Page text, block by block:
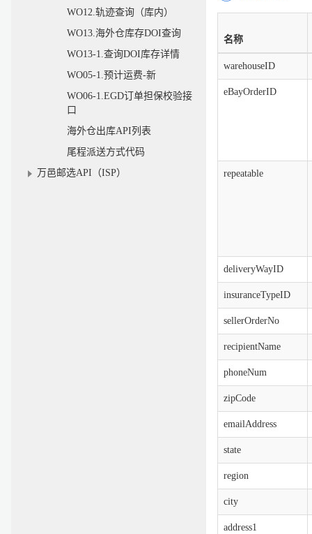
WO12.轨迹查询（库内）
WO13.海外仓库存DOI查询
WO13-1.查询DOI库存详情
WO05-1.预计运费-新
WO06-1.EGD订单担保校验接
口
海外仓出库API列表
尾程派送方式代码
万邑邮选API（ISP）
名称
warehouseID
eBayOrderID
repeatable
deliveryWayID
insuranceTypeID
sellerOrderNo
recipientName
phoneNum
zipCode
emailAddress
state
region
city
address1